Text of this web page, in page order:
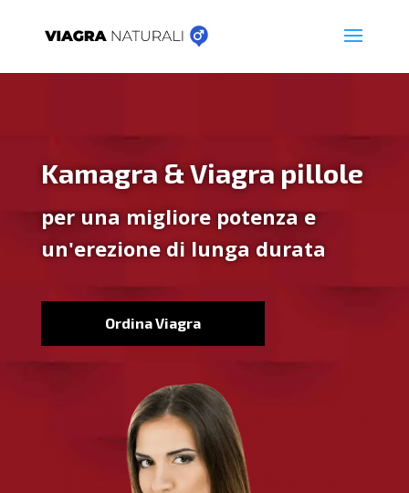
Kamagra & Viagra pillole
per una migliore potenza e
un'erezione di lunga durata
Ordina Viagra